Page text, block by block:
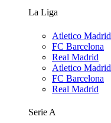
La Liga
Atletico Madrid
FC Barcelona
Real Madrid
Atletico Madrid
FC Barcelona
Real Madrid
Serie A